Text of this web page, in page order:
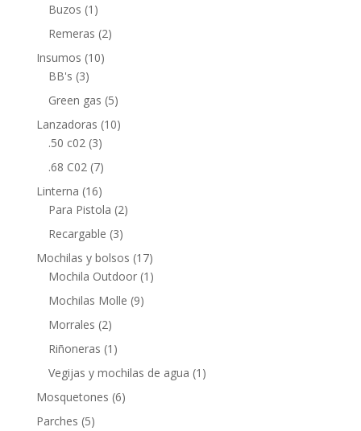
Buzos (1)
Remeras (2)
Insumos (10)
BB's (3)
Green gas (5)
Lanzadoras (10)
.50 c02 (3)
.68 C02 (7)
Linterna (16)
Para Pistola (2)
Recargable (3)
Mochilas y bolsos (17)
Mochila Outdoor (1)
Mochilas Molle (9)
Morrales (2)
Riñoneras (1)
Vegijas y mochilas de agua (1)
Mosquetones (6)
Parches (5)